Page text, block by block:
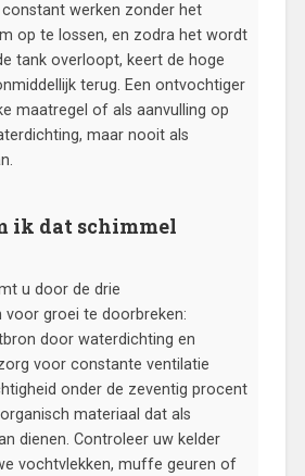
werken zonder het
op te lossen, en zodra het wordt
tank overloopt, keert de hoge
terug. Een ontvochtiger
maatregel of als aanvulling op
maar nooit als
ik dat schimmel
u door de drie
voor groei te doorbreken:
door waterdichting en
voor constante ventilatie
onder de zeventig procent
materiaal dat als
dienen. Controleer uw kelder
vochtvlekken, muffe geuren of